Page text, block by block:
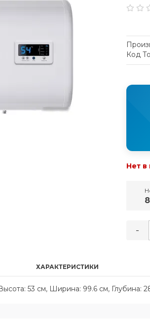
Код
Нет в
-
ХАРАКТЕРИСТИКИ
53 см, Ширина: 99.6 см, Глубина: